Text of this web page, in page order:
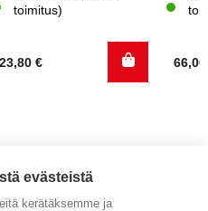
toimitus)
23,80 €
evästeistä
kerätäksemme ja